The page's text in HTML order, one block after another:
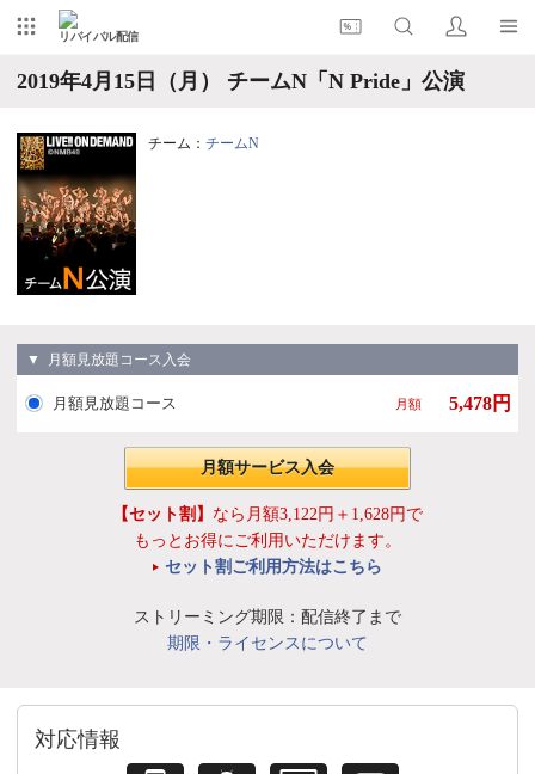
リバイバル配信
2019年4月15日（月） チームN「N Pride」公演
チーム： チームN
▼ 月額見放題コース入会
月額見放題コース 月額 5,478円
月額サービス入会
【セット割】 なら月額3,122円＋1,628円で
もっとお得にご利用いただけます。
セット割ご利用方法はこちら
ストリーミング期限：配信終了まで
期限・ライセンスについて
対応情報